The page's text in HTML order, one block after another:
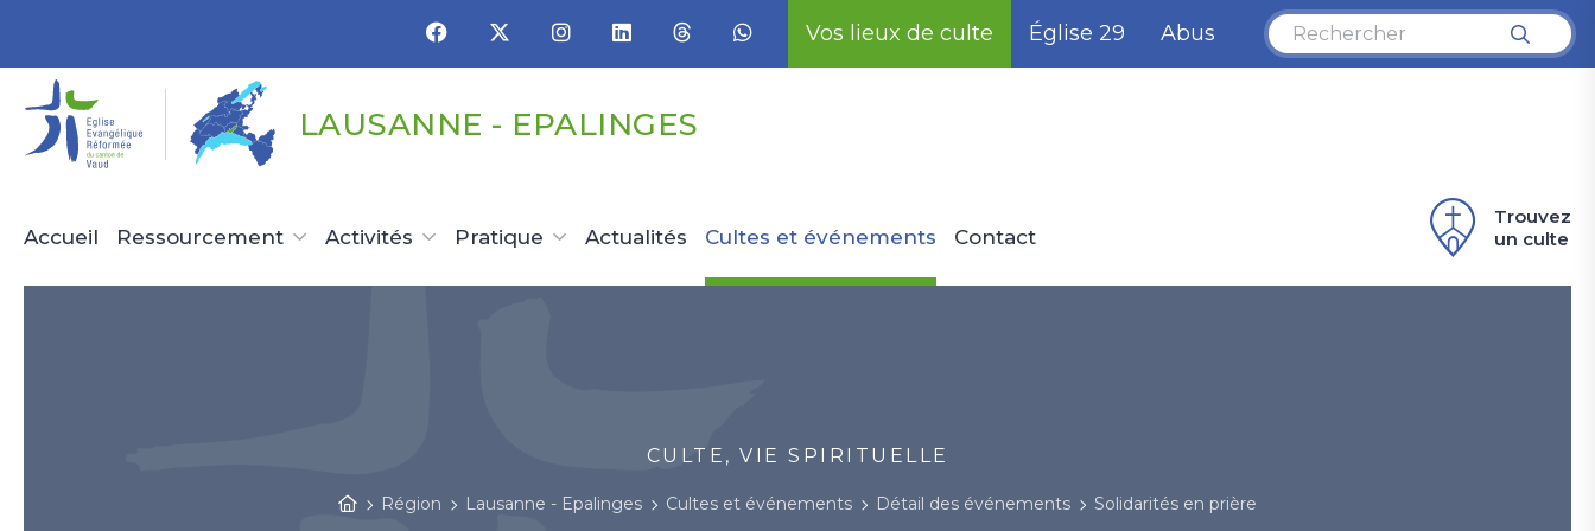
Vos lieux de culte Église 29 Abus
LAUSANNE - EPALINGES
Accueil Ressourcement Activités Pratique Actualités Cultes et événements Contact
Trouvez
un culte
CULTE, VIE SPIRITUELLE
Région Lausanne - Epalinges Cultes et événements Détail des événements Solidarités en prière